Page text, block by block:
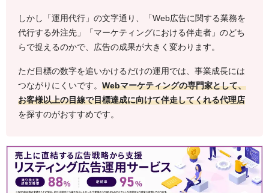
しかし「運用代行」の文字通り、「Web広告に関する業務を
代行する外注先」「マーケティングにおける伴走者」のどち
らで捉えるのかで、広告の成果が大きく変わります。
ただ目標の数字を追いかけるだけの運用では、事業成長には
つながりにくいです。 Webマーケティングの専門家として、
お客様以上の目線で目標達成に向けて伴走してくれる代理店
を探すのがおすすめです。